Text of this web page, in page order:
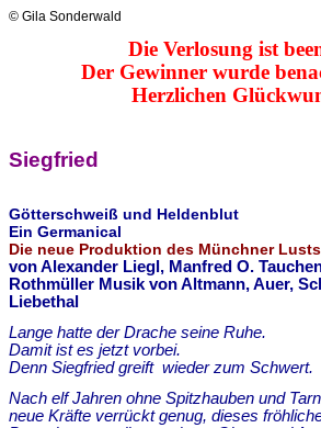
© Gila Sonderwald
Die Verlosung ist
DerGewinner wurde
Herzlichen
Siegfried
Götterschweiß und Heldenblut
Ein Germanical
Die neue Produktion des Münchner
von Alexander Liegl, Manfred O.
Rothmüller Musik von Altmann, Auer,
Liebethal
Lange hatte der Drache seine Ruhe.
Damit ist es jetzt vorbei.
Denn Siegfried greift wieder zum Schwert.
Nach elf Jahren ohne Spitzhauben und
neue Kräfte verrückt genug, dieses